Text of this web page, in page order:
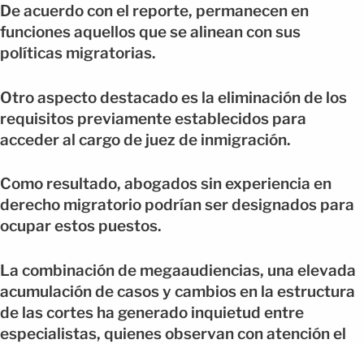
De acuerdo con el reporte, permanecen en
funciones aquellos que se alinean con sus
políticas migratorias.
Otro aspecto destacado es la eliminación de los
requisitos previamente establecidos para
acceder al cargo de juez de inmigración.
Como resultado, abogados sin experiencia en
derecho migratorio podrían ser designados para
ocupar estos puestos.
La combinación de megaaudiencias, una elevada
acumulación de casos y cambios en la estructura
de las cortes ha generado inquietud entre
especialistas, quienes observan con atención el